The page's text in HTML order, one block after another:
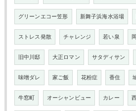
グリーンエコー笠形 新舞子浜海水浴場
ストレス発散 チャレンジ 若い泉
旧中川邸 大正ロマン サタディサン
味噌ダレ 家ご飯 花粉症 香住
牛窓町 オーシャンビュー カレー